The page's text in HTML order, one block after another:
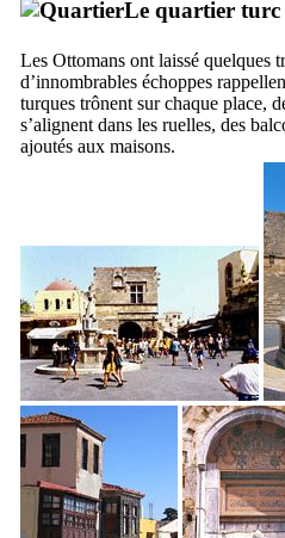
Le quartier turc
Les Ottomans ont laissé quelques
d’innombrables échoppes
turques trônent sur chaque place,
s’alignent dans les ruelles, des
ajoutés aux maisons.